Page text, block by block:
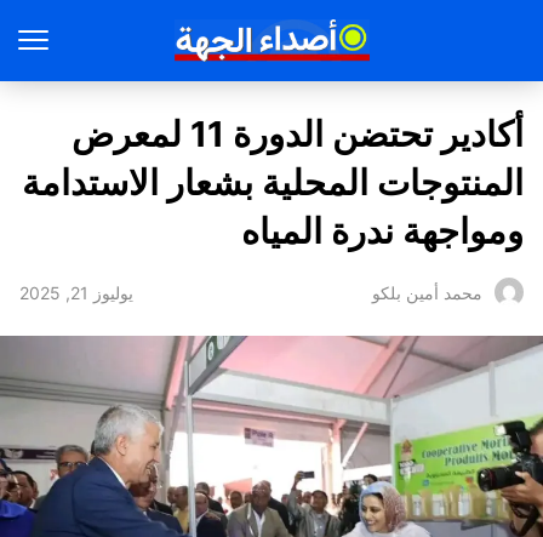
أكادير تحتضن الدورة 11 لمعرض
المنتوجات المحلية بشعار الاستدامة
ومواجهة ندرة المياه
محمد أمين بلكو يوليوز 21, 2025